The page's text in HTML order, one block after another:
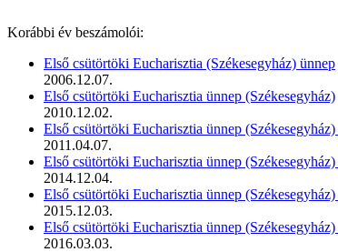
Korábbi év beszámolói:
Első csütörtöki Eucharisztia (Székesegyház) ünnep
2006.12.07.
Első csütörtöki Eucharisztia ünnep (Székesegyház)
2010.12.02.
Első csütörtöki Eucharisztia ünnep (Székesegyház)
2011.04.07.
Első csütörtöki Eucharisztia ünnep (Székesegyház)
2014.12.04.
Első csütörtöki Eucharisztia ünnep (Székesegyház)
2015.12.03.
Első csütörtöki Eucharisztia ünnep (Székesegyház)
2016.03.03.